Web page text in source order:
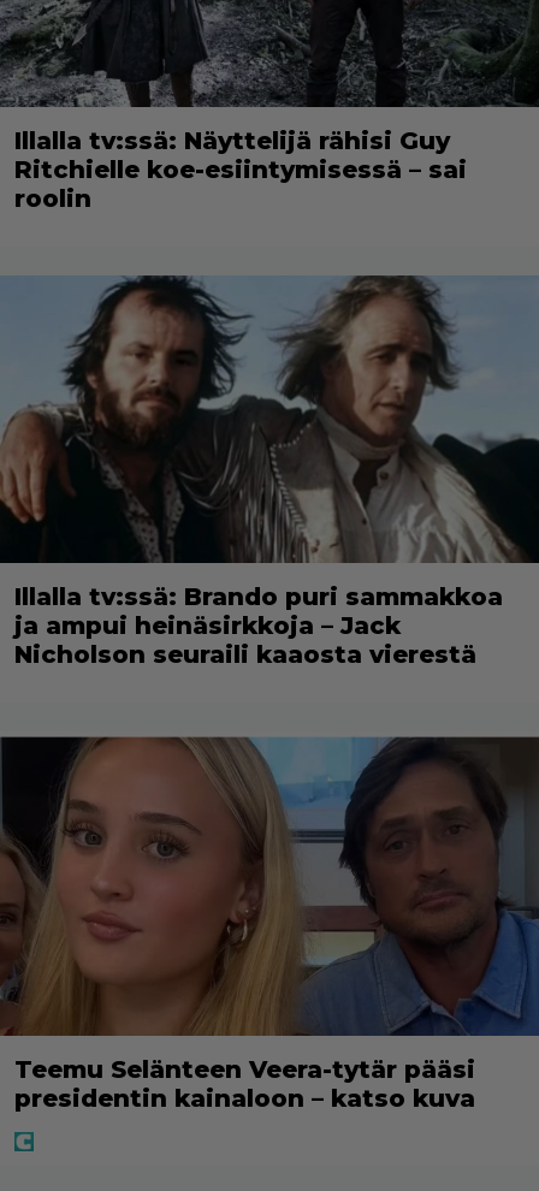
Illalla tv:ssä: Näyttelijä rähisi Guy
Ritchielle koe-esiintymisessä – sai
roolin
Illalla tv:ssä: Brando puri sammakkoa
ja ampui heinäsirkkoja – Jack
Nicholson seuraili kaaosta vierestä
Teemu Selänteen Veera-tytär pääsi
presidentin kainaloon – katso kuva